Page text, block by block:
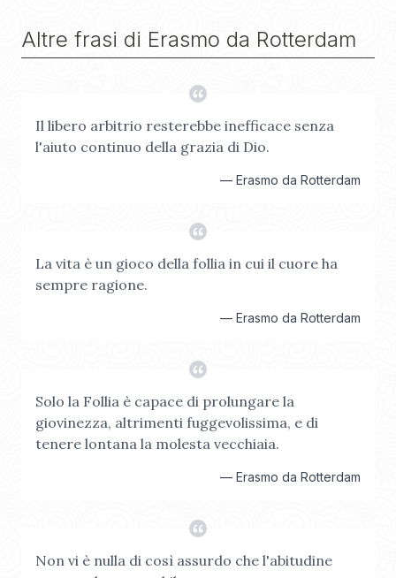
Altre frasi di Erasmo da Rotterdam
Il libero arbitrio resterebbe inefficace senza
l'aiuto continuo della grazia di Dio.
— Erasmo da Rotterdam
La vita è un gioco della follia in cui il cuore ha
sempre ragione.
— Erasmo da Rotterdam
Solo la Follia è capace di prolungare la
giovinezza, altrimenti fuggevolissima, e di
tenere lontana la molesta vecchiaia.
— Erasmo da Rotterdam
Non vi è nulla di così assurdo che l'abitudine